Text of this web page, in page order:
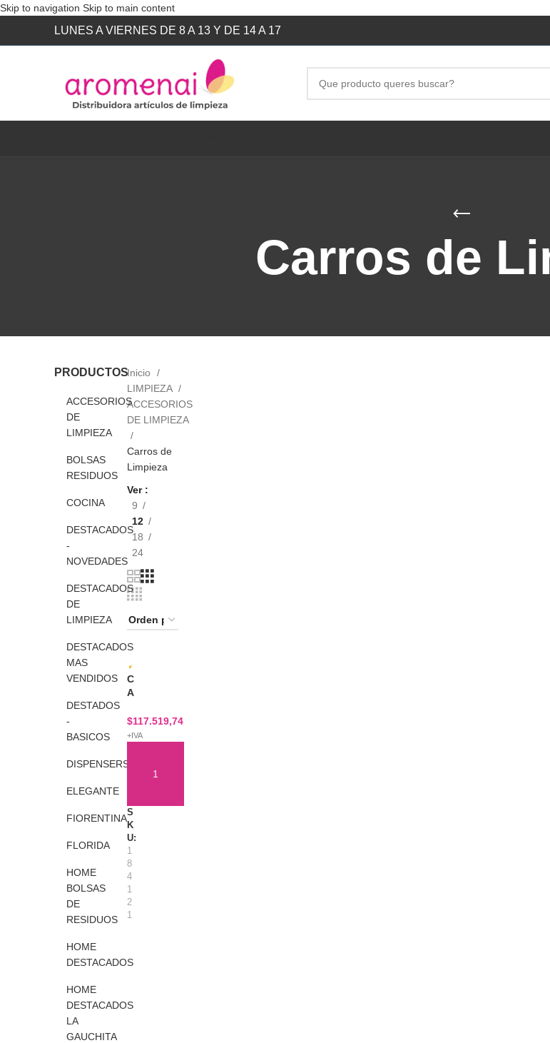
Skip to navigation Skip to main content
LUNES A VIERNES DE 8 A 13 Y DE 14 A 17
Carros de
PRODUCTOS
ACCESORIOS
DE
LIMPIEZA
BOLSAS
RESIDUOS
COCINA
DESTACADOS
-
NOVEDADES
DESTACADOS
DE
LIMPIEZA
DESTACADOS
MAS
VENDIDOS
DESTADOS
-
BASICOS
DISPENSERS
ELEGANTE
FIORENTINA
FLORIDA
HOME
BOLSAS
DE
RESIDUOS
HOME
DESTACADOS
HOME
DESTACADOS
LA
GAUCHITA
Inicio
LIMPIEZA
ACCESORIOS
DE LIMPIEZA
Carros de
Limpieza
Ver
9
12
18
24
C
A
R
O
O
M
I
N
I
2
0
L
C
E
A
$117.519,74
+IVA
S
K
U:
1
8
4
1
2
1